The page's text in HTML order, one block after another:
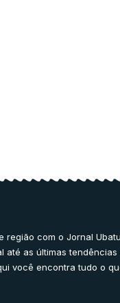
região com o Jornal
até as últimas
você encontra tudo o